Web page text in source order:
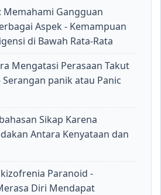
Memahami Gangguan
Aspek - Kemampuan
di Bawah Rata-Rata
Mengatasi Perasaan Takut
Serangan panik atau Panic
Sikap Karena
Antara Kenyataan dan
Paranoid -
Diri Mendapat